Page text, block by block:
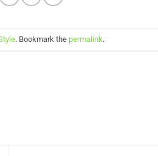
. Bookmark the permalink.